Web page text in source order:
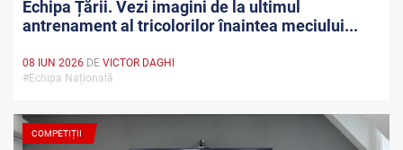
Echipa Țării. Vezi imagini de la ultimul
antrenament al tricolorilor înaintea meciului...
08 IUN 2026 DE VICTOR DAGHI
#Echipa Națională
COMPETIȚII